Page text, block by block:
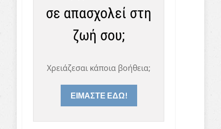
σε απασχολεί στη
ζωή σου;
Χρειάζεσαι κάποια βοήθεια;
ΕΙΜΑΣΤΕ ΕΔΩ!